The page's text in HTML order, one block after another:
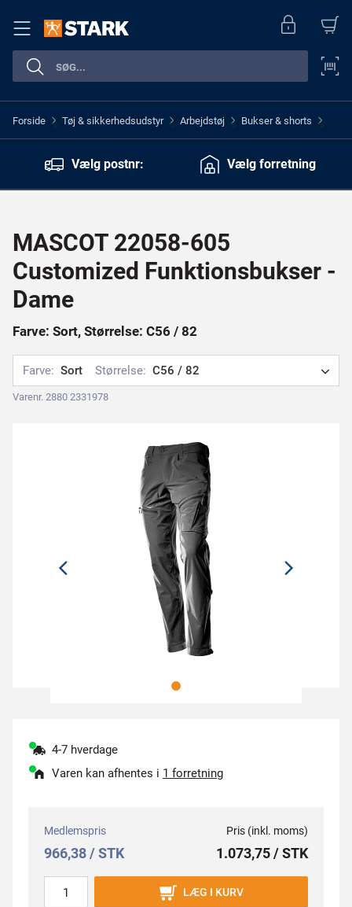
Forside > Tøj & sikkerhedsudstyr > Arbejdstøj > Bukser & shorts >
Vælg postnr: Vælg forretning
MASCOT 22058-605
Customized Funktionsbukser -
Dame
Farve: Sort, Størrelse: C56 / 82
Farve: Sort Størrelse: C56 / 82
Varenr. 2880 2331978
4-7 hverdage
Varen kan afhentes i 1 forretning
Medlemspris
966,38 / STK
Pris (inkl. moms)
1.073,75 / STK
LÆG I KURV